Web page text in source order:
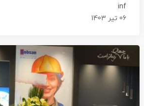
inf
06 تیر 1403